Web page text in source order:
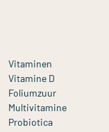
Vitaminen
Vitamine D
Foliumzuur
Multivitamine
Probiotica